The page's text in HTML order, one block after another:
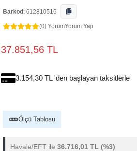
Barkod : 612810516
(0) YorumYorum Yap
37.851,56 TL
3.154,30 TL 'den başlayan taksitlerle
Ölçü Tablosu
Havale/EFT ile 36.716,01 TL (%3)